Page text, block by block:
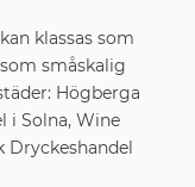
klassas som
småskalig
Högberga
i Solna, Wine
Dryckeshandel